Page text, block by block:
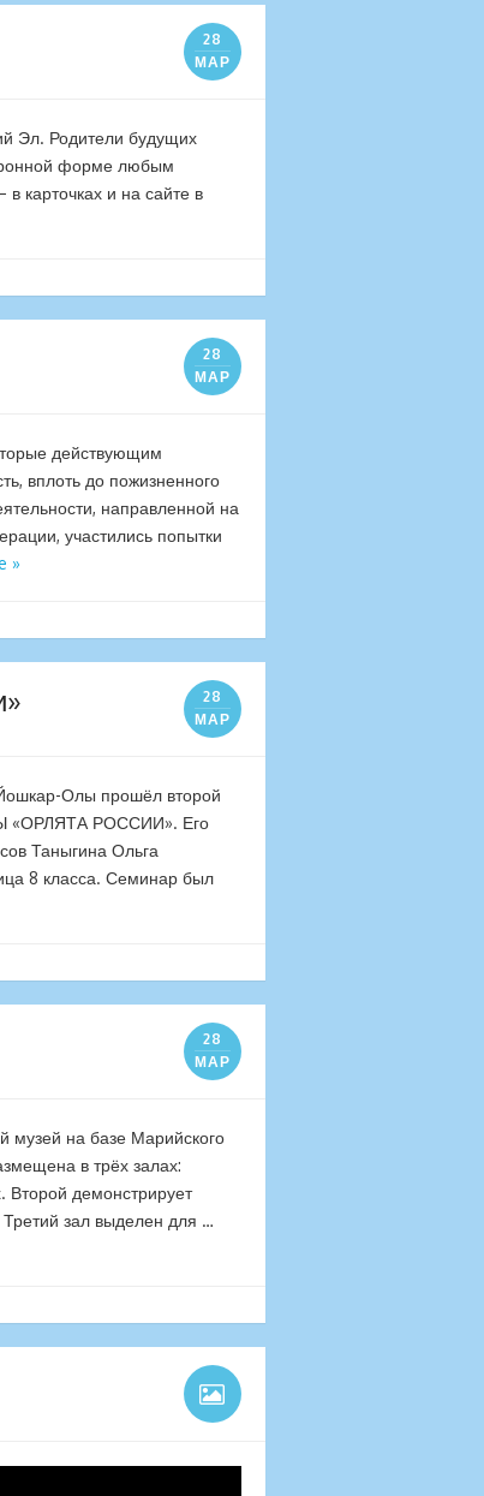
28
МАР
Эл. Родители будущих
форме любым
карточках и на сайте в
28
МАР
действующим
вплоть до пожизненного
направленной на
участились попытки
»
28
МАР
Олы прошёл второй
«ОРЛЯТА РОССИИ». Его
Таныгина Ольга
8 класса. Семинар был
28
МАР
музей на базе Марийского
в трёх залах:
Второй демонстрирует
зал выделен для …